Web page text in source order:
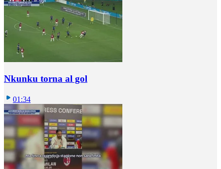
Nkunku torna al gol
01:34